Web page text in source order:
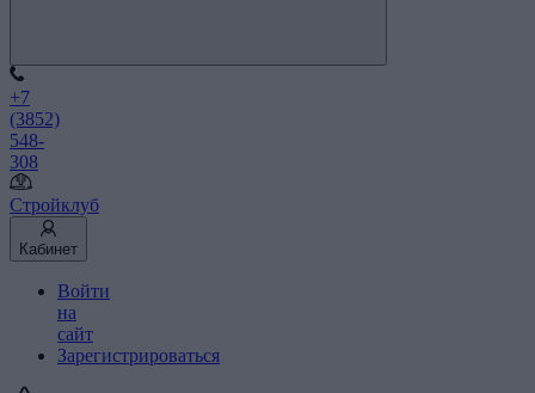
+7
(3852)
548-
308
Стройклуб
Кабинет
Войти
на
сайт
Зарегистрироваться